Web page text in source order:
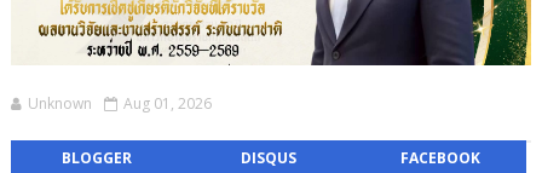
Unknown Aug 01, 2026
BLOGGER DISQUS FACEBOOK